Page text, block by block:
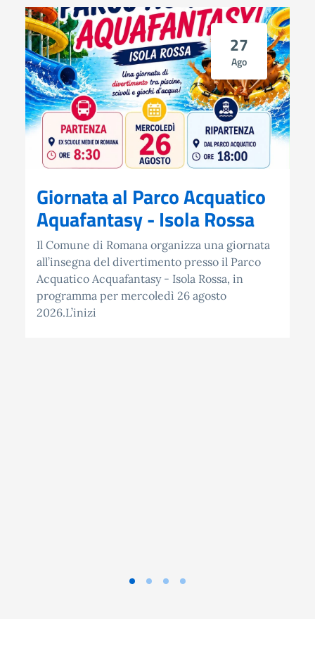
27
Ago
Giornata al Parco Acquatico
Aquafantasy - Isola Rossa
Il Comune di Romana organizza una giornata
all’insegna del divertimento presso il Parco
Acquatico Acquafantasy - Isola Rossa, in
programma per mercoledì 26 agosto
2026.L’inizi